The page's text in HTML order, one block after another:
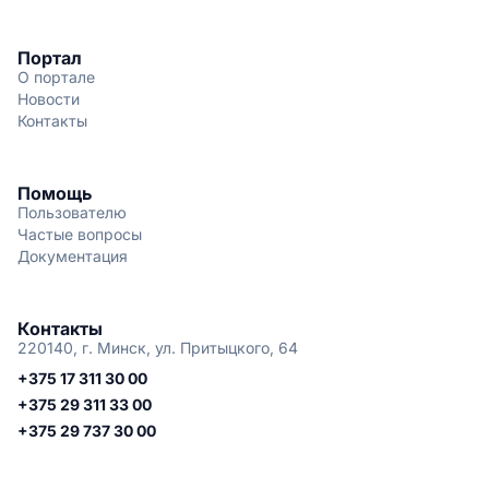
Портал
О портале
Новости
Контакты
Помощь
Пользователю
Частые вопросы
Документация
Контакты
220140, г. Минск, ул. Притыцкого, 64
+375 17 311 30 00
+375 29 311 33 00
+375 29 737 30 00